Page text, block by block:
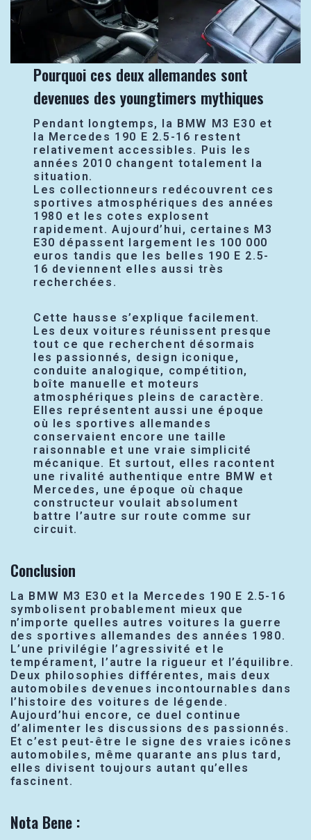
Pourquoi ces deux allemandes sont
devenues des youngtimers mythiques
Pendant longtemps, la BMW M3 E30 et
la Mercedes 190 E 2.5-16 restent
relativement accessibles. Puis les
années 2010 changent totalement la
situation.
Les collectionneurs redécouvrent ces
sportives atmosphériques des années
1980 et les cotes explosent
rapidement. Aujourd’hui, certaines M3
E30 dépassent largement les 100 000
euros tandis que les belles 190 E 2.5-
16 deviennent elles aussi très
recherchées.
Cette hausse s’explique facilement.
Les deux voitures réunissent presque
tout ce que recherchent désormais
les passionnés, design iconique,
conduite analogique, compétition,
boîte manuelle et moteurs
atmosphériques pleins de caractère.
Elles représentent aussi une époque
où les sportives allemandes
conservaient encore une taille
raisonnable et une vraie simplicité
mécanique. Et surtout, elles racontent
une rivalité authentique entre BMW et
Mercedes, une époque où chaque
constructeur voulait absolument
battre l’autre sur route comme sur
circuit.
Conclusion
La BMW M3 E30 et la Mercedes 190 E 2.5-16
symbolisent probablement mieux que
n’importe quelles autres voitures la guerre
des sportives allemandes des années 1980.
L’une privilégie l’agressivité et le
tempérament, l’autre la rigueur et l’équilibre.
Deux philosophies différentes, mais deux
automobiles devenues incontournables dans
l’histoire des voitures de légende.
Aujourd’hui encore, ce duel continue
d’alimenter les discussions des passionnés.
Et c’est peut-être le signe des vraies icônes
automobiles, même quarante ans plus tard,
elles divisent toujours autant qu’elles
fascinent.
Nota Bene :